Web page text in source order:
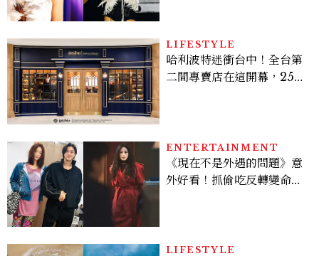
LIFESTYLE
哈利波特迷衝台中！全台第
二間專賣店在這開幕，25週
ENTERTAINMENT
《現在不是外遇的問題》意
外好看！抓偷吃反轉變命
看點懶人包
LIFESTYLE